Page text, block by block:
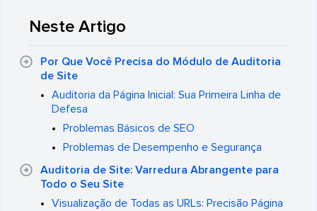
Neste Artigo
Por Que Você Precisa do Módulo de Auditoria
de Site
Auditoria da Página Inicial: Sua Primeira Linha de
Defesa
Problemas Básicos de SEO
Problemas de Desempenho e Segurança
Auditoria de Site: Varredura Abrangente para
Todo o Seu Site
Visualização de Todas as URLs: Precisão Página